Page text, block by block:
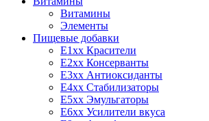
Витамины
Элементы
Пищевые добавки
E1xx Красители
E2xx Консерванты
E3xx Антиоксиданты
E4xx Стабилизаторы
E5xx Эмульгаторы
E6xx Усилители вкуса